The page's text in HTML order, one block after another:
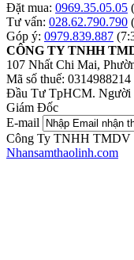
Đặt mua: 0969.35.05.05
Tư vấn: 028.62.790.790
Góp ý: 0979.839.887
CÔNG TY TNHH
107 Nhất Chi Mai,
Mã số thuế:
Đầu Tư TpHCM. Người
Giám Đốc
E-mail
Công Ty TNHH TMDV
Nhansamthaolinh.com